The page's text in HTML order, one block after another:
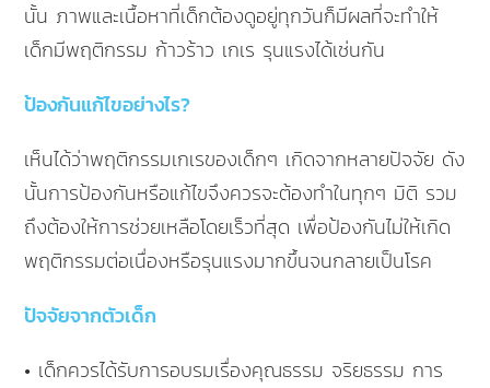
นั้น ภาพและเนื้อหาที่เด็กต้องดูอยู่ทุกวันก็มีผลที่จะทำให้
เด็กมีพฤติกรรม ก้าวร้าว เกเร รุนแรงได้เช่นกัน
ป้องกันแก้ไขอย่างไร?
เห็นได้ว่าพฤติกรรมเกเรของเด็กๆ เกิดจากหลายปัจจัย ดัง
นั้นการป้องกันหรือแก้ไขจึงควรจะต้องทำในทุกๆ มิติ รวม
ถึงต้องให้การช่วยเหลือโดยเร็วที่สุด เพื่อป้องกันไม่ให้เกิด
พฤติกรรมต่อเนื่องหรือรุนแรงมากขึ้นจนกลายเป็นโรค
ปัจจัยจากตัวเด็ก
• เด็กควรได้รับการอบรมเรื่องคุณธรรม จริยธรรม การ